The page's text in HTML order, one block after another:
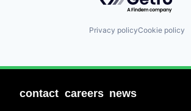
Privacy policyCookie policy
contact careers news